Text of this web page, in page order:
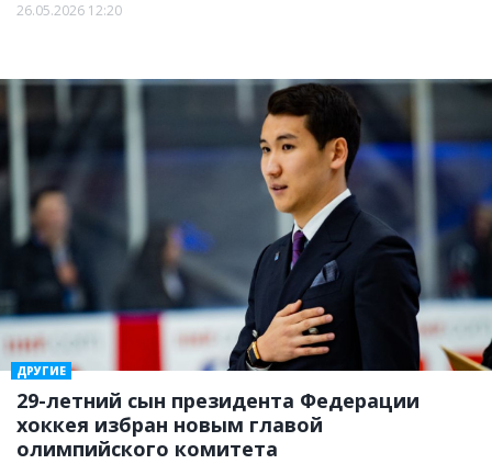
26.05.2026 12:20
29-летний сын президента Федерации
хоккея избран новым главой
олимпийского комитета
ДРУГИЕ